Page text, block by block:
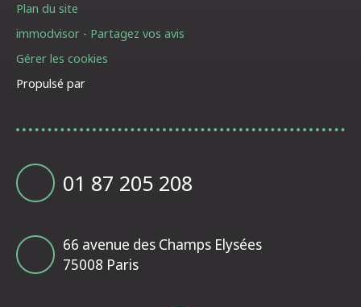
Plan du site
immodvisor - Partagez vos avis
Gérer les cookies
Propulsé par
01 87 205 208
66 avenue des Champs Elysées
75008 Paris